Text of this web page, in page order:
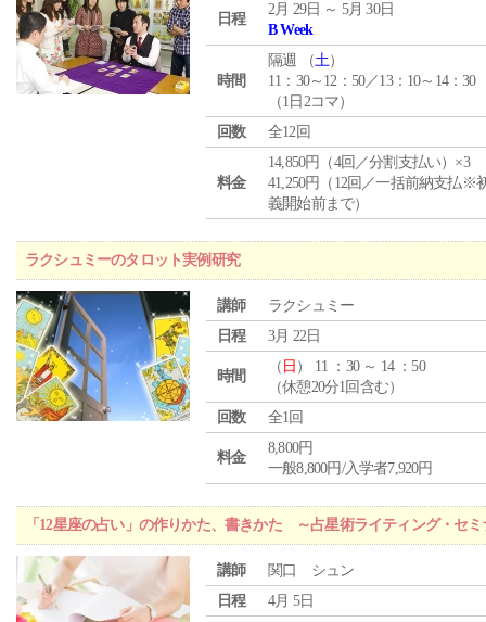
日程
2月 29日 ～ 5月 30日
B Week
時間
隔週 （土）
11：30～12：50／13：10～14：30
（1日2コマ）
回数
全12回
料金
14,850円（4回／分割支払い）×3
41,250円（12回／一括前納支払※
義開始前まで）
ラクシュミーのタロット実例研究
講師
ラクシュミー
日程
3月 22日
時間
（ 日 ） 11 ：30 ～ 14 ：50
（休憩20分1回含む）
回数
全1回
料金
8,800円
一般8,800円/入学者7,920円
「12星座の占い」の作りかた、書きかた ～占星術ライティング・セミ
講師
関口 シュン
日程
4月 5日